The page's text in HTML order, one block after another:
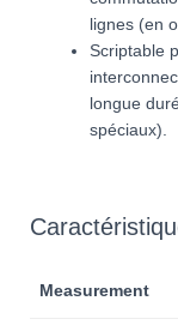
lignes (en
Scriptable
longue
spéciaux).
Measurement